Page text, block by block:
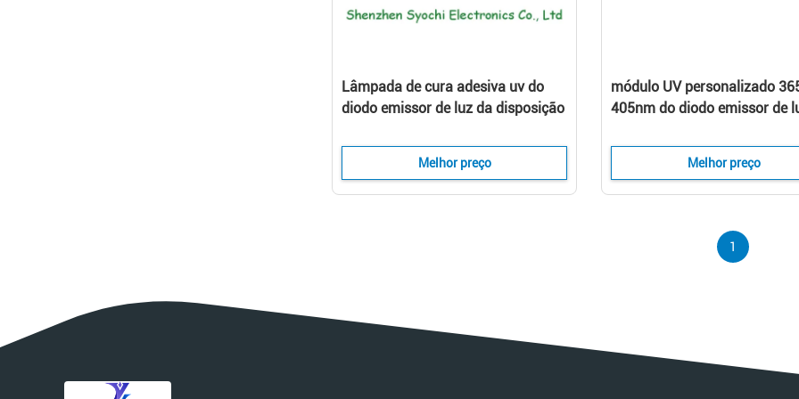
Lâmpada de cura adesiva uv do
diodo emissor de luz da disposição
dobro
Melhor preço
módulo UV personalizado
405nm do diodo emissor de
irradiação
Melhor preço
1